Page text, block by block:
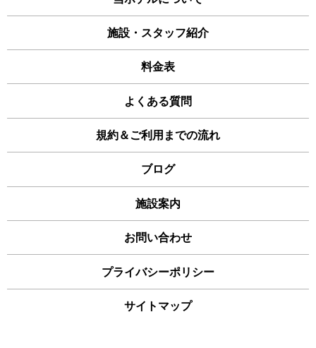
施設・スタッフ紹介
料金表
よくある質問
規約＆ご利用までの流れ
ブログ
施設案内
お問い合わせ
プライバシーポリシー
サイトマップ